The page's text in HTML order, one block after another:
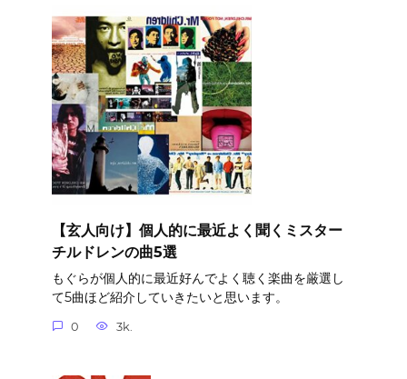
【玄人向け】個人的に最近よく聞くミスター
チルドレンの曲5選
もぐらが個人的に最近好んでよく聴く楽曲を厳選し
て5曲ほど紹介していきたいと思います。
0 3k.